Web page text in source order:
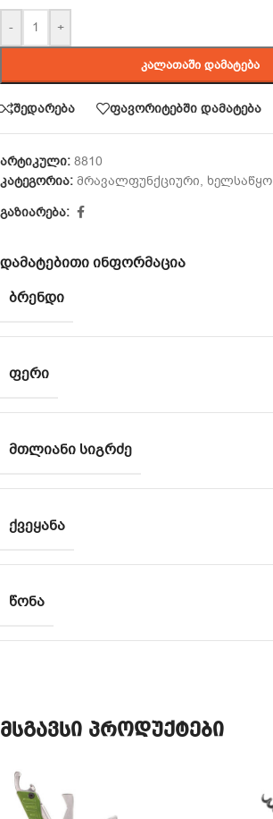
- +
ᲙᲐᲚᲐᲗᲐᲨᲘ ᲓᲐᲛᲐᲢᲔᲑᲐ
შედარება ფავორიტებში დამატება
არტიკული: 8810
კატეგორია: მრავალფუნქციური, ხელსაწყო
გაზიარება:
დამატებითი ინფორმაცია
ᲑᲠᲔᲜᲓᲘ
ᲤᲔᲠᲘ
ᲛᲗᲚᲘᲐᲜᲘ ᲡᲘᲒᲠᲫᲔ
ᲥᲕᲔᲧᲐᲜᲐ
ᲬᲝᲜᲐ
მსგავსი პროდუქტები